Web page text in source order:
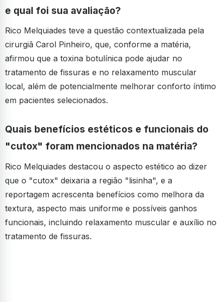
e qual foi sua avaliação?
Rico Melquiades teve a questão contextualizada pela
cirurgiã Carol Pinheiro, que, conforme a matéria,
afirmou que a toxina botulínica pode ajudar no
tratamento de fissuras e no relaxamento muscular
local, além de potencialmente melhorar conforto íntimo
em pacientes selecionados.
Quais benefícios estéticos e funcionais do
"cutox" foram mencionados na matéria?
Rico Melquiades destacou o aspecto estético ao dizer
que o "cutox" deixaria a região "lisinha", e a
reportagem acrescenta benefícios como melhora da
textura, aspecto mais uniforme e possíveis ganhos
funcionais, incluindo relaxamento muscular e auxílio no
tratamento de fissuras.